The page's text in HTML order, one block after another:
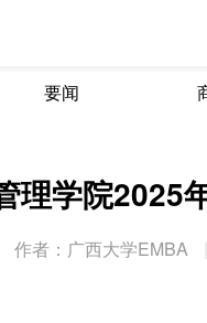
要闻
理学院2025
作者：广西大学EMBA